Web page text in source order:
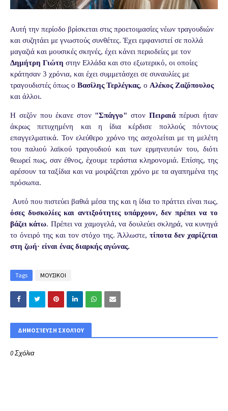
Αυτή την περίοδο βρίσκεται στις προετοιμασίες νέων τραγουδιών
και συζητάει με γνωστούς συνθέτες. Έχει εμφανιστεί σε πολλά
μαγαζιά και μουσικές σκηνές, έχει κάνει περιοδείες με τον
Δημήτρη Γιώτη στην Ελλάδα και στο εξωτερικό, οι οποίες
κράτησαν 3 χρόνια, και έχει συμμετάσχει σε συναυλίες με
τραγουδιστές όπως ο Βασίλης Τερλέγκας, ο Αλέκος Ζαζόπουλος
και άλλοι.
Η σεζόν που έκανε στον "Σπάγγο"στονΠειραιάπέρυσι ήταν
άκρως πετυχημένη και η ίδια κέρδισε πολλούς πόντους
επαγγελματικά. Τον ελεύθερο χρόνο της ασχολείται με τη μελέτη
του παλιού λαϊκού τραγουδιού και των ερμηνευτών του, διότι
θεωρεί πως, σαν έθνος, έχουμε τεράστια κληρονομιά. Επίσης, της
αρέσουν τα ταξίδια και να μοιράζεται χρόνο με τα αγαπημένα της
πρόσωπα.
Αυτό που πιστεύει βαθιά μέσα της και η ίδια το πράττει είναι πως,
όσες δυσκολίες και αντιξοότητες υπάρχουν, δεν πρέπει να το
βάζει κάτω. Πρέπει να χαμογελά, να δουλεύει σκληρά, να κυνηγά
το όνειρό της και τον στόχο της. Άλλωστε, τίποτα δεν χαρίζεται
στη ζωή· είναι ένας διαρκής αγώνας.
Tags ΜΟΥΣΙΚΟΙ
ΔΗΜΟΣΊΕΥΣΗ ΣΧΟΛΊΟΥ
0 Σχόλια